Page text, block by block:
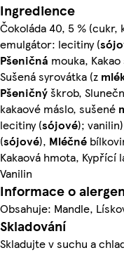
Ingredience
Čokoláda 40, 5 % (cukr,
emulgátor: lecitiny (
Pšeničná mouka,
Sušená syrovátka (z
Pšeničnýškrob,
kakaové máslo, sušené
lecitiny (sójové);
(sójové), Mléčné
Kakaová hmota, Kypřící
Vanilin
Informace o
Obsahuje: Mandle,
Skladování
Skladujte v suchu a